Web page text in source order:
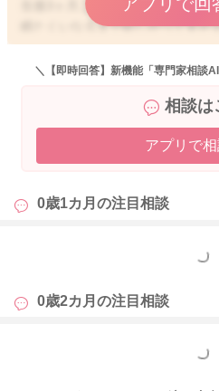
生後3ヶ月ごろまで、満腹中枢が
眠たくいなるまで欲しがって見せ
お腹がいっぱいだという感覚があ
でしまいます。
日中など目の前にいる間だけでも
く機会を増やしてみるといいです
をすることができるぐらいに体
す。
お白湯は不要だと思いますので、
どうぞよろしくお願いします。
＼【即時回答】新機能「専門家相談
相談は
アプリで
0歳1カ月の注目相談
もっと見
0歳2カ月の注目相談
もっと見